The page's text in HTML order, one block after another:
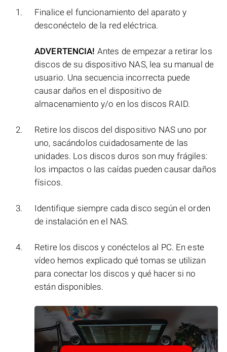
Finalice el funcionamiento del aparato y
desconéctelo de la red eléctrica.
ADVERTENCIA! Antes de empezar a retirar los
discos de su dispositivo NAS, lea su manual de
usuario. Una secuencia incorrecta puede
causar daños en el dispositivo de
almacenamiento y/o en los discos RAID.
Retire los discos del dispositivo NAS uno por
uno, sacándolos cuidadosamente de las
unidades. Los discos duros son muy frágiles:
los impactos o las caídas pueden causar daños
físicos.
Identifique siempre cada disco según el orden
de instalación en el NAS.
Retire los discos y conéctelos al PC. En este
vídeo hemos explicado qué tomas se utilizan
para conectar los discos y qué hacer si no
están disponibles.